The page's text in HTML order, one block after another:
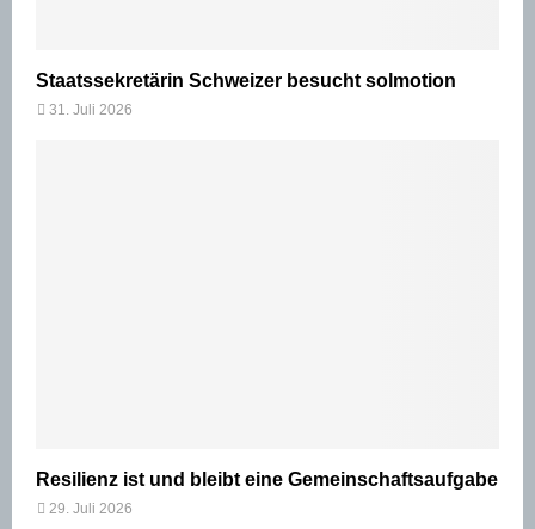
Staatssekretärin Schweizer besucht solmotion
31. Juli 2026
Resilienz ist und bleibt eine Gemeinschaftsaufgabe
29. Juli 2026